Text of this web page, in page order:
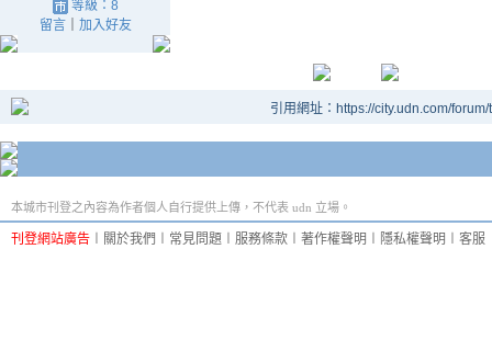
等級：8
留言｜ 加入好友
引用網址：https://city.udn.com/
本城市刊登之內容為作者個人自行提供上傳，不代表 udn 立場。
刊登網站廣告 關於我們 常見問題 服務條款 著作權聲明 隱私權聲明 客服